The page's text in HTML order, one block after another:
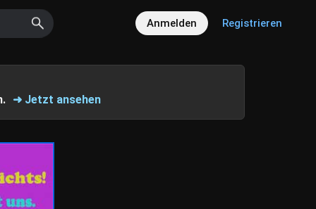
➜ Jetzt ansehen
Anmelden Registrieren